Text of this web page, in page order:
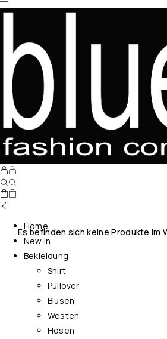
Es befinden sich keine Produkte im
Home
New In
Bekleidung
Shirt
Pullover
Blusen
Westen
Hosen